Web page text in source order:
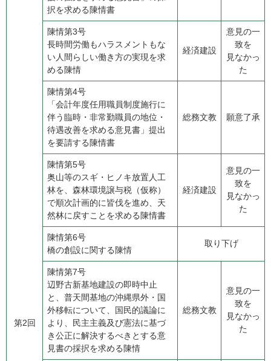
第2回
択を求める陳情書
陳情第3号
​長時間労働もハラスメントもな
い人間らしい働き方の実現を求
める陳情
経済建設
意見の一
致を
見なかっ
た
陳情第4号
​「会計年度任用職員制度施行に
伴う臨時・非常勤職員の地位・
待遇改善を求める意見書」提出
を要請する陳情書
総務文教 願意了承
陳情第5号
​奥山等のスギ・ヒノキ放置人工
林を、森林環境譲与税（仮称）
で順次計画的に皆伐を進め、天
然林に戻すことを求める陳情書
経済建設
意見の一
致を
見なかっ
た
陳情第6号
​橋の創設に関する陳情
取り下げ
陳情第7号
​辺野古新基地建設の即時中止
と、普天間基地の沖縄県外・国
外移転について、国民的議論に
より、民主主義及び憲法に基づ
き公正に解決するべきとする意
見書の採択を求める陳情
総務文教
意見の一
致を
見なかっ
た